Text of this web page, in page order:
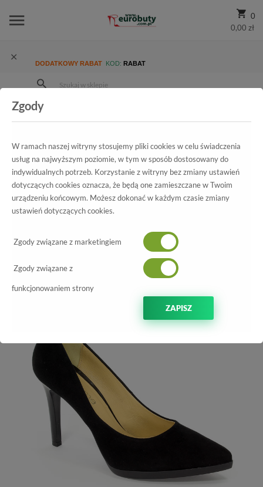
0
0,00 zł
DODATKOWY RABAT KOD: RABAT
Kolekcja damska
Czółenka
Wszystkie produkty
24058 Nero
Zgody
W ramach naszej witryny stosujemy pliki cookies w celu świadczenia
usług na najwyższym poziomie, w tym w sposób dostosowany do
indywidualnych potrzeb. Korzystanie z witryny bez zmiany ustawień
dotyczących cookies oznacza, że będą one zamieszczane w Twoim
urządzeniu końcowym. Możesz dokonać w każdym czasie zmiany
ustawień dotyczących cookies.
Zgody związane z marketingiem
Zgody związane z
funkcjonowaniem strony
ZAPISZ